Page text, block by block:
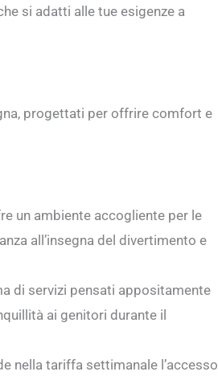
si adatti alle tue esigenze a
progettati per offrire comfort e
un ambiente accogliente per le
all’insegna del divertimento e
di servizi pensati appositamente
ai genitori durante il
nella tariffa settimanale l’accesso